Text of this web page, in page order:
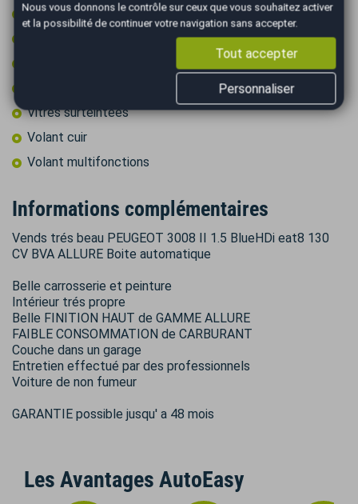
Roue secours tempo + kit outils
Système d'alerte de véhicule en approche
Système de détection d'obstacles
Vitres surteintées
Volant cuir
Volant multifonctions
Informations complémentaires
Vends trés beau PEUGEOT 3008 II 1.5 BlueHDi eat8 130
CV BVA ALLURE Boite automatique
Belle carrosserie et peinture
Intérieur trés propre
Belle FINITION HAUT de GAMME ALLURE
FAIBLE CONSOMMATION de CARBURANT
Couche dans un garage
Entretien effectué par des professionnels
Voiture de non fumeur
GARANTIE possible jusqu' a 48 mois
Les Avantages AutoEasy
Nous vous donnons le contrôle sur ceux que vous souhaitez activer
et la possibilité de continuer votre navigation sans accepter.
Tout accepter
Personnaliser